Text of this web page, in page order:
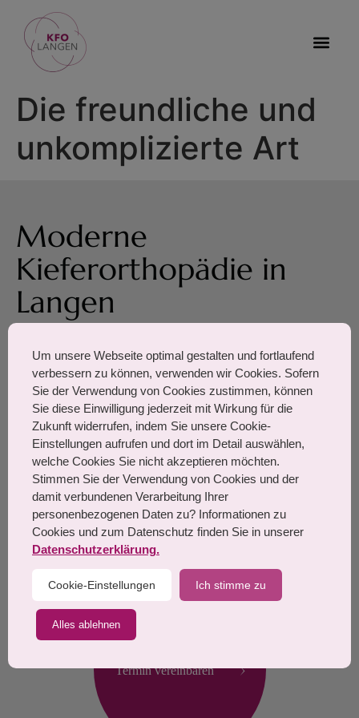
Die freundliche und
unkomplizierte Art
Moderne
Kieferorthopädie in
Langen
August-Bebel-Straße 7,
63225 Langen
TEL: 06103 21 035
MO, DI, FR: 9 - 12 Uhr / 13 - 18
Uhr
MI: 8 - 12 Uhr / 13 - 17 Uhr
DO: 9 - 12 Uhr / 13 - 18 Uhr
Samstags: nach Vereinbarung
Um unsere Webseite optimal gestalten und fortlaufend
verbessern zu können, verwenden wir Cookies. Sofern
Sie der Verwendung von Cookies zustimmen, können
Sie diese Einwilligung jederzeit mit Wirkung für die
Zukunft widerrufen, indem Sie unsere Cookie-
Einstellungen aufrufen und dort im Detail auswählen,
welche Cookies Sie nicht akzeptieren möchten.
Stimmen Sie der Verwendung von Cookies und der
damit verbundenen Verarbeitung Ihrer
personenbezogenen Daten zu? Informationen zu
Cookies und zum Datenschutz finden Sie in unserer
Datenschutzerklärung.
Cookie-Einstellungen Ich stimme zu
Alles ablehnen